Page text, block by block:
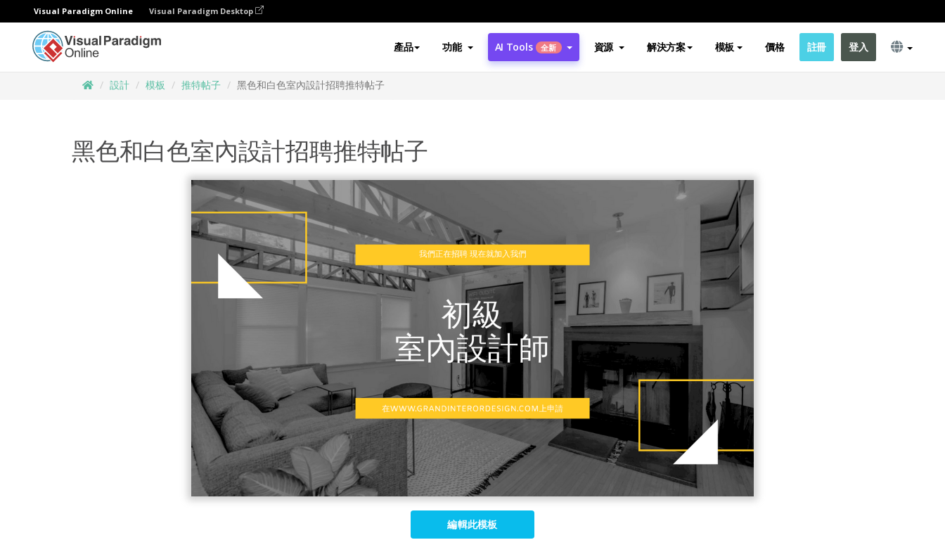
Visual Paradigm Online Visual Paradigm Desktop
產品 功能 AI Tools 全新 資源 解決方案 模板 價格 註冊 登入
設計 模板 推特帖子 黑色和白色室內設計招聘推特帖子
黑色和白色室內設計招聘推特帖子
編輯此模板